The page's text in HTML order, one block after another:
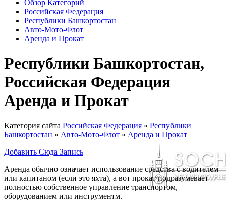
Обзор Категорий
Российская Федерация
Республики Башкортостан
Авто-Мото-Флот
Аренда и Прокат
Республики Башкортостан,
Российская Федерация
Аренда и Прокат
Категория сайта Российская Федерация » Республики
Башкортостан » Авто-Мото-Флот » Аренда и Прокат
Добавить Сюда Запись
Аренда обычно означает использование средства с водителем
или капитаном (если это яхта), а вот прокат подразумевает
полностью собственное управление транспортом,
оборудованием или инструментм.